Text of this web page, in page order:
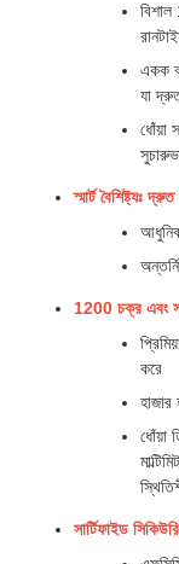
একক
যা
ধোঁয়া
স্মার্ট বৈশিষ্ট্যঃ
আধুনিক
1200 চক্র এবং
করে
হাজার
ধোঁয়া
সার্টিফাইড